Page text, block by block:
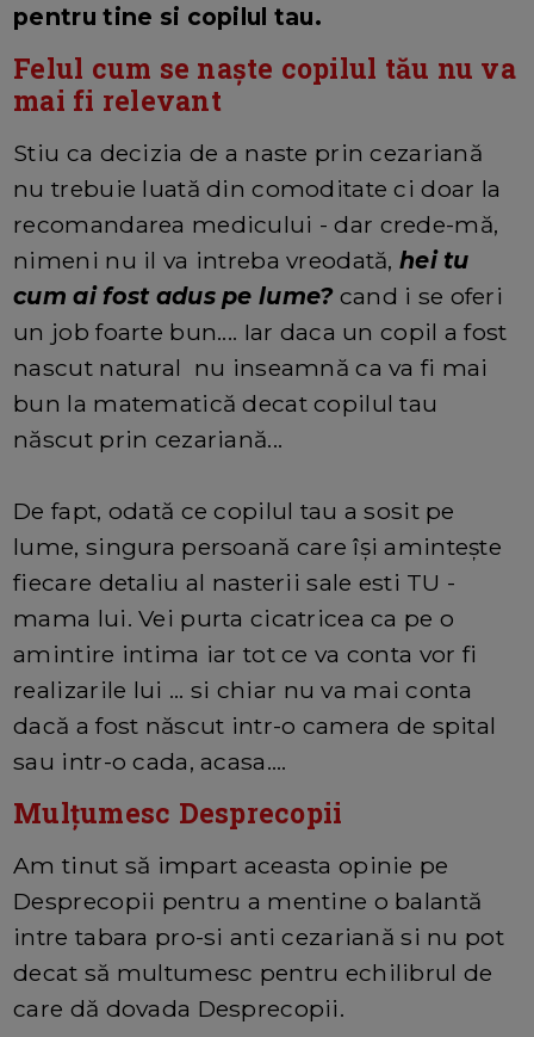
pentru tine si copilul tau.
Felul cum se naște copilul tău nu va
mai fi relevant
Stiu ca decizia de a naste prin cezariană
nu trebuie luată din comoditate ci doar la
recomandarea medicului - dar crede-mă,
nimeni nu il va intreba vreodată, hei tu
cum ai fost adus pe lume?cand i se oferi
un job foarte bun.... Iar daca un copil a fost
nascut natural nu inseamnă ca va fi mai
bun la matematică decat copilul tau
născut prin cezariană...
De fapt, odată ce copilul tau a sosit pe
lume, singura persoană care își amintește
fiecare detaliu al nasterii sale esti TU -
mama lui. Vei purta cicatricea ca pe o
amintire intima iar tot ce va conta vor fi
realizarile lui ... si chiar nu va mai conta
dacă a fost născut intr-o camera de spital
sau intr-o cada, acasa....
Mulțumesc Desprecopii
Am tinut să impart aceasta opinie pe
Desprecopii pentru a mentine o balantă
intre tabara pro-si anti cezariană si nu pot
decat să multumesc pentru echilibrul de
care dă dovada Desprecopii.